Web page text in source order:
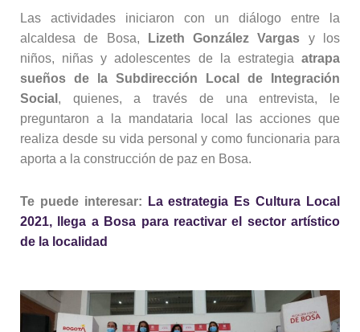
Las actividades iniciaron con un diálogo entre la
alcaldesa de Bosa,
Lizeth González Vargas y los
niños, niñas y adolescentes de la estrategia atrapa
sueños de la Subdirección Local de Integración
Social , quienes, a través de una entrevista, le
preguntaron a la mandataria local las acciones que
realiza desde su vida personal y como funcionaria para
aporta a la construcción de paz en Bosa.
Te puede interesar:
La estrategia Es Cultura Local
2021, llega a Bosa para reactivar el sector artístico
de la localidad